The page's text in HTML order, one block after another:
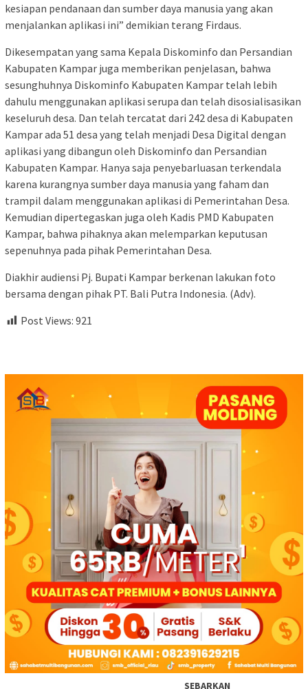
kesiapan pendanaan dan sumber daya manusia yang akan
menjalankan aplikasi ini” demikian terang Firdaus.
Dikesempatan yang sama Kepala Diskominfo dan Persandian
Kabupaten Kampar juga memberikan penjelasan, bahwa
sesunghuhnya Diskominfo Kabupaten Kampar telah lebih
dahulu menggunakan aplikasi serupa dan telah disosialisasikan
keseluruh desa. Dan telah tercatat dari 242 desa di Kabupaten
Kampar ada 51 desa yang telah menjadi Desa Digital dengan
aplikasi yang dibangun oleh Diskominfo dan Persandian
Kabupaten Kampar. Hanya saja penyebarluasan terkendala
karena kurangnya sumber daya manusia yang faham dan
trampil dalam menggunakan aplikasi di Pemerintahan Desa.
Kemudian dipertegaskan juga oleh Kadis PMD Kabupaten
Kampar, bahwa pihaknya akan melemparkan keputusan
sepenuhnya pada pihak Pemerintahan Desa.
Diakhir audiensi Pj. Bupati Kampar berkenan lakukan foto
bersama dengan pihak PT. Bali Putra Indonesia. (Adv).
Post Views: 921
SEBARKAN